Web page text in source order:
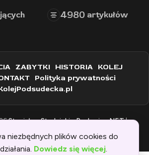
4980 artykułów
ZABYTKI HISTORIA KOLEJ
Polityka prywatności
Stanisław Stadnicki - Raclawice.NET|
niezbędnych plików cookies do
Dowiedz się więcej.